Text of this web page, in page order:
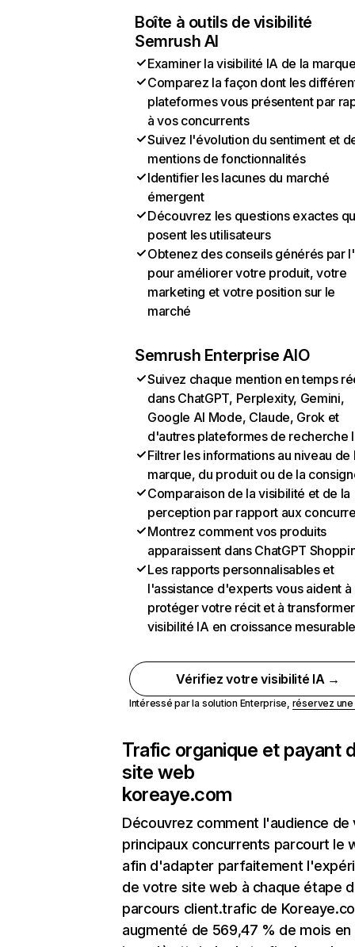
Boîte à outils de visibilité
Semrush AI
Examiner la visibilité IA de la
Comparez la façon dont les
plateformes vous présentent par
à vos concurrents
Suivez l'évolution du sentiment et
mentions de fonctionnalités
Identifier les lacunes du marché
émergent
Découvrez les questions exactes
posent les utilisateurs
Obtenez des conseils générés par
pour améliorer votre produit, votre
marketing et votre position sur le
marché
Semrush Enterprise AIO
Suivez chaque mention en temps
dans ChatGPT, Perplexity, Gemini,
Google AI Mode, Claude, Grok et
d'autres plateformes de recherche
Filtrer les informations au niveau de
marque, du produit ou de la
Comparaison de la visibilité et de la
perception par rapport aux
Montrez comment vos produits
apparaissent dans ChatGPT
Les rapports personnalisables et
l'assistance d'experts vous aident à
protéger votre récit et à
visibilité IA en croissance
Vérifiez votre visibilité IA →
Intéressé par la solution Enterprise, réservez
Trafic organique et payant
site web
koreaye.com
Découvrez comment l'audience de
principaux concurrents parcourt le
afin d'adapter parfaitement
de votre site web à chaque étape
parcours client.trafic de
augmenté de 569,47 % de mois en